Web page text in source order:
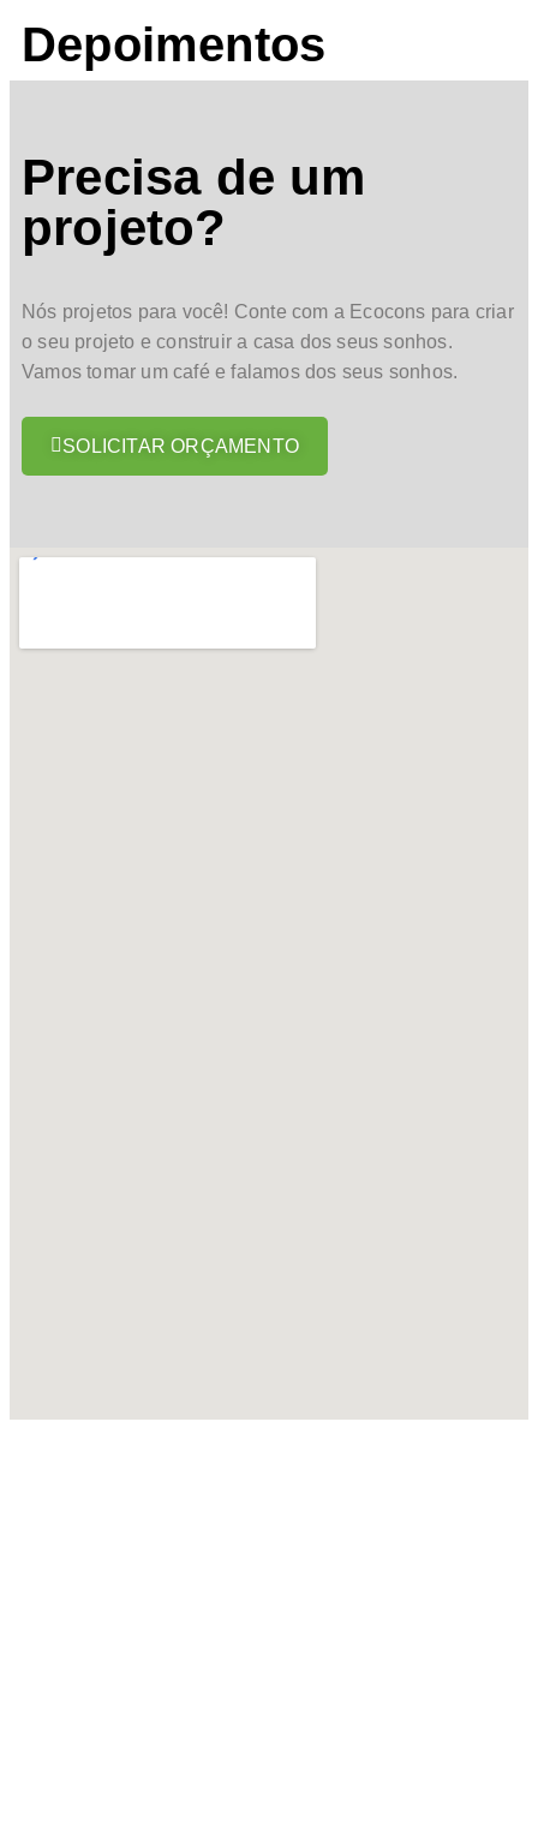
Depoimentos
Precisa de um
projeto?
Nós projetos para você! Conte com a Ecocons para criar
o seu projeto e construir a casa dos seus sonhos.
Vamos tomar um café e falamos dos seus sonhos.
SOLICITAR ORÇAMENTO